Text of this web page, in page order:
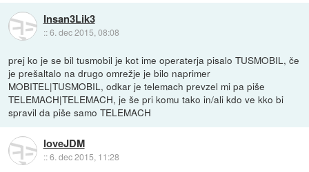
Insan3Lik3
::6. dec 2015, 08:08
prej ko je se bil tusmobil je kot ime operaterja pisalo TUSMOBIL, če
je prešaltalo na drugo omrežje je bilo naprimer
MOBITEL|TUSMOBIL, odkar je telemach prevzel mi pa piše
TELEMACH|TELEMACH, je še pri komu tako in/ali kdo ve kko bi
spravil da piše samo TELEMACH
loveJDM
::6. dec 2015, 11:28